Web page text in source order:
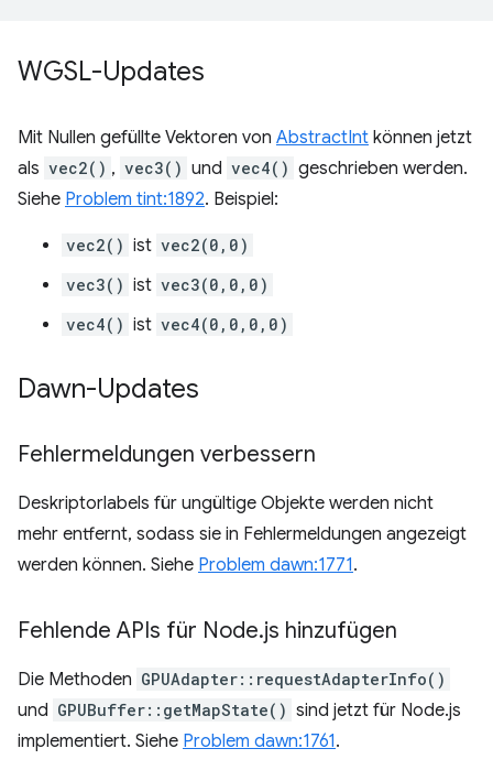
WGSL-Updates
Mit Nullen gefüllte Vektoren von AbstractInt können jetzt
als vec2() , vec3() und vec4() geschrieben werden.
Siehe Problem tint:1892. Beispiel:
vec2() ist vec2(0,0)
vec3() ist vec3(0,0,0)
vec4() ist vec4(0,0,0,0)
Dawn-Updates
Fehlermeldungen verbessern
Deskriptorlabels für ungültige Objekte werden nicht
mehr entfernt, sodass sie in Fehlermeldungen angezeigt
werden können. Siehe Problem dawn:1771.
Fehlende APIs für Node.js hinzufügen
Die Methoden GPUAdapter::requestAdapterInfo()
und GPUBuffer::getMapState() sind jetzt für Node.js
implementiert. Siehe Problem dawn:1761.